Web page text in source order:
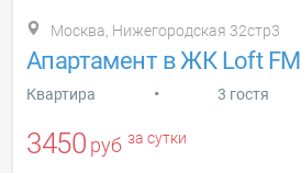
Москва, Нижегородская 32стр3
Апартамент в ЖК Loft FM
Квартира • 3 гостя
3450 руб за сутки